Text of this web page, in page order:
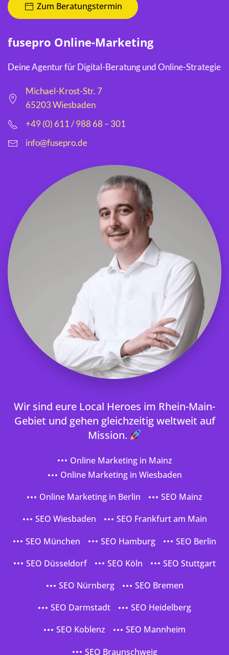
Zum Beratungstermin
fusepro Online-Marketing
Deine Agentur für Digital-Beratung und Online-Strategie
Michael-Krost-Str. 7
65203 Wiesbaden
+49 (0) 611 / 988 68 – 301
info@fusepro.de
Wir sind eure Local Heroes im Rhein-Main-
Gebiet und gehen gleichzeitig weltweit auf
Mission.
Online Marketing in Mainz
Online Marketing in Wiesbaden
Online Marketing in Berlin
SEO Mainz
SEO Wiesbaden
SEO Frankfurt am Main
SEO München
SEO Hamburg
SEO Berlin
SEO Düsseldorf
SEO Köln
SEO Stuttgart
SEO Nürnberg
SEO Bremen
SEO Darmstadt
SEO Heidelberg
SEO Koblenz
SEO Mannheim
SEO Braunschweig